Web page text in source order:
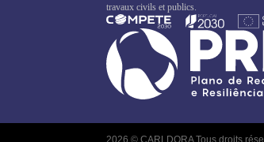
travaux civils et publics.
2026 © CARLDORA Tous droits